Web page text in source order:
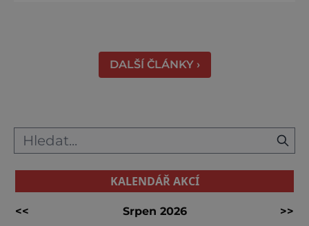
DALŠÍ ČLÁNKY ›
KALENDÁŘ AKCÍ
<< Srpen 2026
>>